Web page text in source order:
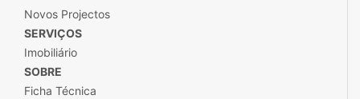
Novos Projectos
SERVIÇOS
Imobiliário
SOBRE
Ficha Técnica